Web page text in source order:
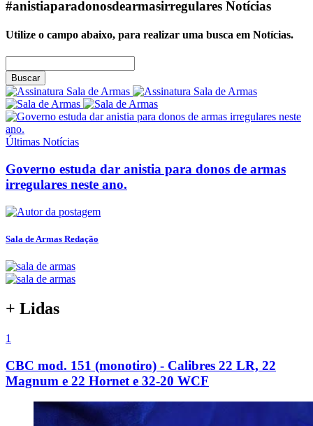
#anistiaparadonosdearmasirregulares Notícias
Utilize o campo abaixo, para realizar uma busca em Notícias.
Buscar
Últimas Notícias
Governo estuda dar anistia para donos de armas
irregulares neste ano.
Sala de Armas Redação
+ Lidas
1
CBC mod. 151 (monotiro) - Calibres 22 LR, 22
Magnum e 22 Hornet e 32-20 WCF